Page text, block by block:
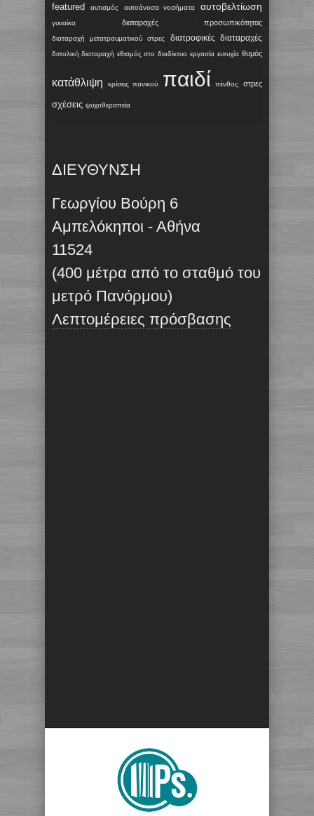
featured αυτισμός αυτοάνοσα νοσήματα αυτοβελτίωση
γυναίκα διαταραχές προσωπικότητας
διαταραχή μετατραυματικού στρες διατροφικές διαταραχές
διπολική διαταραχή εθισμός στο διαδίκτυο εργασία ευτυχία θυμός
κατάθλιψη κρίσεις πανικού παιδί πένθος στρες
σχέσεις ψυχοθεραπεία
ΔΙΕΥΘΥΝΣΗ
Γεωργίου Βούρη 6
Αμπελόκηποι - Αθήνα
11524
(400 μέτρα από το σταθμό του
μετρό Πανόρμου)
Λεπτομέρειες πρόσβασης